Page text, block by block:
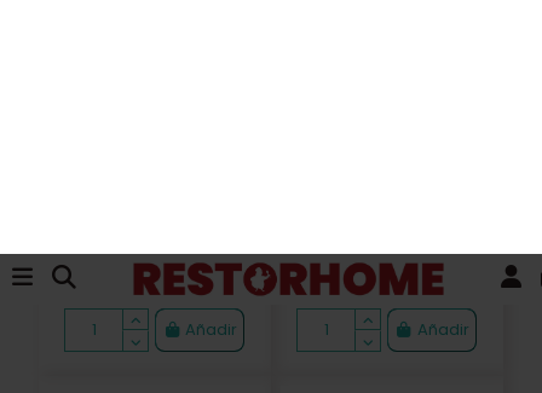
39,99 €
Añadir
PLEXIGLAS
14,29 €
Añadir